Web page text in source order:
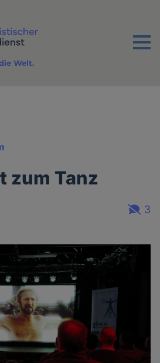
Menu
Welt.
zum Tanz
3